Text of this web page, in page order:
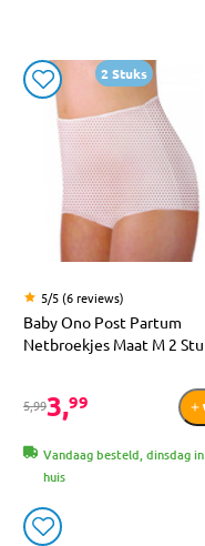
2 Stuks
5/5 (6 reviews)
Baby Ono Post Partum
Netbroekjes Maat M 2
5,993,99
Vandaag besteld, dinsdag in
huis